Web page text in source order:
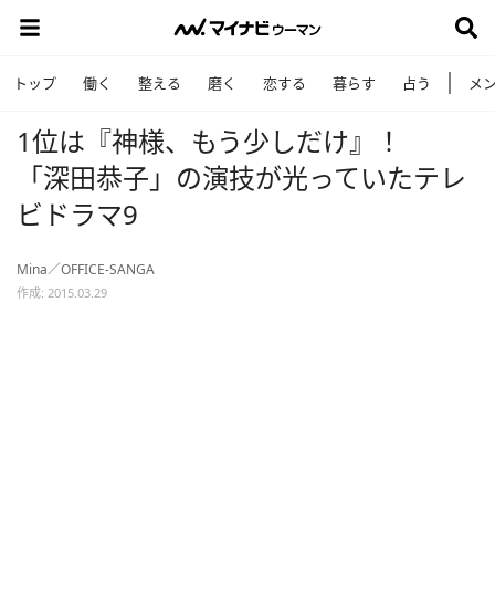
トップ 働く 整える 磨く 恋する 暮らす 占う メ
1位は『神様、もう少しだけ』！
「深田恭子」の演技が光っていたテレ
ビドラマ9
Mina／OFFICE-SANGA
作成: 2015.03.29